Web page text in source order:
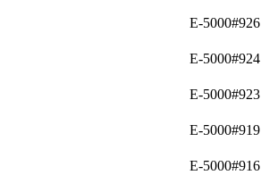
E-5000#926
E-5000#924
E-5000#923
E-5000#919
E-5000#916